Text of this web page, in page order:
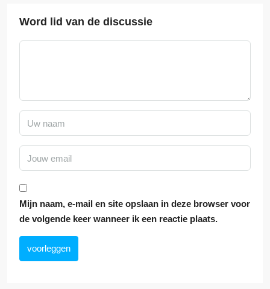
Word lid van de discussie
Mijn naam, e-mail en site opslaan in deze browser voor
de volgende keer wanneer ik een reactie plaats.
voorleggen